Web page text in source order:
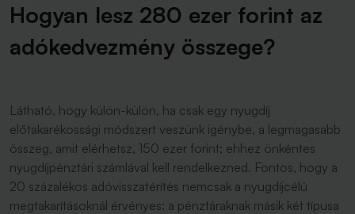
Hogyan lesz 280 ezer forint az
adókedvezmény összege?
Látható, hogy külön-külön, ha csak egy nyugdíj
előtakarékossági módszert veszünk igénybe, a legmagasabb
összeg, amit elérhetsz, 150 ezer forint; ehhez önkéntes
nyugdíjpénztári számlával kell rendelkezned. Fontos, hogy a
20 százalékos adóvisszatérítés nemcsak a nyugdíjcélú
megtakarításoknál érvényes: a pénztáraknak másik két típusa